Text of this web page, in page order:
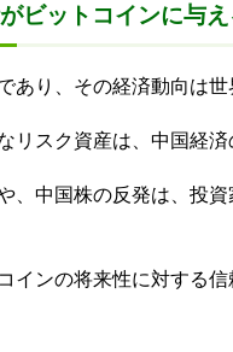
ビットコインに与
あり、その経済動向は
リスク資産は、中国経
、中国株の反発は、投
インの将来性に対する